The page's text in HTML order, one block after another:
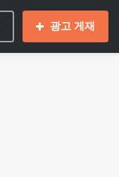
광고 게재